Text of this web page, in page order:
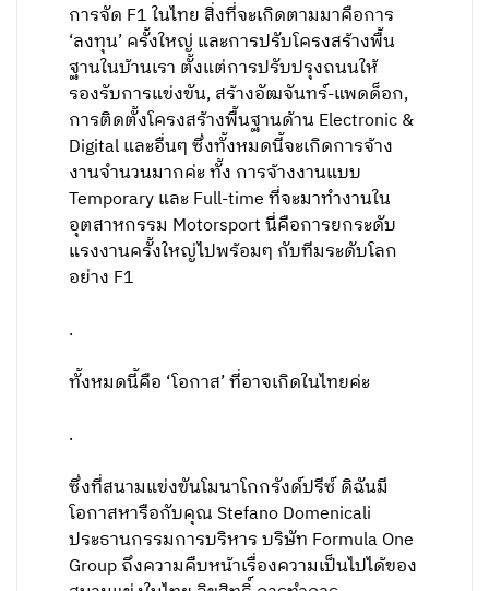
การจัด F1 ในไทย สิ่งที่จะเกิดตามมาคือการ
‘ลงทุน’ ครั้งใหญ่ และการปรับโครงสร้างพื้น
ฐานในบ้านเรา ตั้งแต่การปรับปรุงถนนให้
รองรับการแข่งขัน, สร้างอัฒจันทร์-แพดด็อก,
การติดตั้งโครงสร้างพื้นฐานด้าน Electronic &
Digital และอื่นๆ ซึ่งทั้งหมดนี้จะเกิดการจ้าง
งานจำนวนมากค่ะ ทั้ง การจ้างงานแบบ
Temporary และ Full-time ที่จะมาทำงานใน
อุตสาหกรรม Motorsport นี่คือการยกระดับ
แรงงานครั้งใหญ่ไปพร้อมๆ กับทีมระดับโลก
อย่าง F1
.
ทั้งหมดนี้คือ ‘โอกาส’ ที่อาจเกิดในไทยค่ะ
.
ซึ่งที่สนามแข่งขันโมนาโกกรังด์ปรีซ์ ดิฉันมี
โอกาสหารือกับคุณ Stefano Domenicali
ประธานกรรมการบริหาร บริษัท Formula One
Group ถึงความคืบหน้าเรื่องความเป็นไปได้ของ